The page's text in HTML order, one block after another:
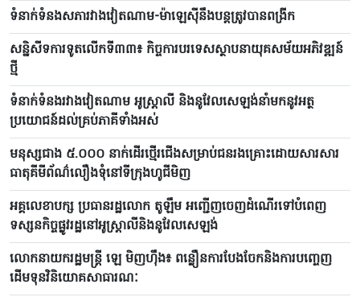
ទំនាក់ទំនងសភារវាងវៀតណាម-ម៉ាឡេស៊ីនឹងបន្តត្រូវបានពង្រីក
សន្និសីទការទូតលើកទី៣៣៖ កិច្ចការបរទេសស្ថាបនាយុគសម័យអភិវឌ្ឍន៍
ថ្មី
ទំនាក់ទំនងរវាងវៀតណាម អូស្ត្រាលី និងនូវែលសេឡង់នាំមកនូវអត្ថ
ប្រយោជន៍ដល់គ្រប់ភាគីទាំងអស់
មនុស្សជាង ៥.០០០ នាក់ដើរថ្មើរជើងសម្រាប់ជនរងគ្រោះដោយសារសារ
ធាតុគីមីព័ណ៌លឿងទុំនៅទីក្រុងហូជីមិញ
អគ្គលេខាបក្ស ប្រធានរដ្ឋលោក តូឡឹម អញ្ជើញចេញដំណើរទៅបំពេញ
ទស្សនកិច្ចផ្លូវរដ្ឋនៅអូស្ត្រាលីនិងនូវែលសេឡង់
លោកនាយករដ្ឋមន្ត្រី ឡេ មិញហ៊ឹង៖ ពន្លឿនការបែងចែកនិងការបញ្ចេញ
ដើមទុនវិនិយោគសាធារណៈ